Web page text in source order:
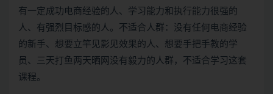
有一定成功电商经验的人、学习能力和执行能力很强的
人、有强烈目标感的人。不适合人群：没有任何电商经验
的新手、想要立竿见影见效果的人、想要手把手教的学
员、三天打鱼两天晒网没有毅力的人群，不适合学习这套
课程。